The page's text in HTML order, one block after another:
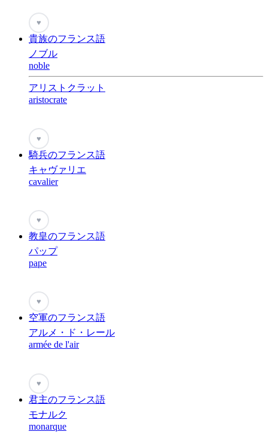
♥
貴族のフランス語
ノブル
noble
アリストクラット
aristocrate
♥
騎兵のフランス語
キャヴァリエ
cavalier
♥
教皇のフランス語
パップ
pape
♥
空軍のフランス語
アルメ・ド・レール
armée de l'air
♥
君主のフランス語
モナルク
monarque